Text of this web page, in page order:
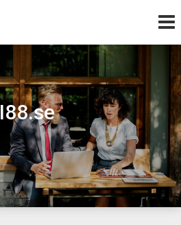
I88.se